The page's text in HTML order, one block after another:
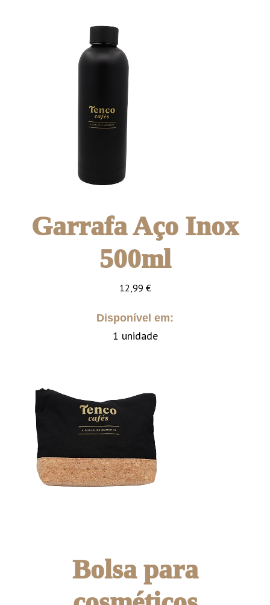
Garrafa Aço Inox
500ml
12,99 €
Disponível em:
1 unidade
Bolsa para